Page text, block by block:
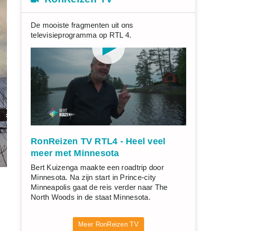
De mooiste fragmenten uit ons
televisieprogramma op RTL 4.
RonReizen TV RTL4 - Heel veel
meer met Minnesota
Bert Kuizenga maakte een roadtrip door
Minnesota. Na zijn start in Prince-city
Minneapolis gaat de reis verder naar The
North Woods in de staat Minnesota.
Meer RonReizen TV